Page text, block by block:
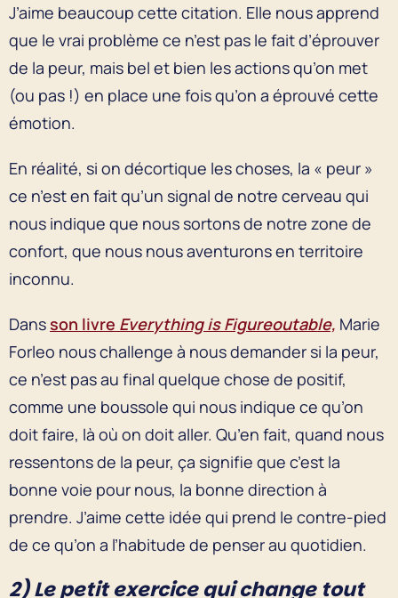
J’aime beaucoup cette citation. Elle nous apprend
que le vrai problème ce n’est pas le fait d’éprouver
de la peur, mais bel et bien les actions qu’on met
(ou pas !) en place une fois qu’on a éprouvé cette
émotion.
En réalité, si on décortique les choses, la « peur »
ce n’est en fait qu’un signal de notre cerveau qui
nous indique que nous sortons de notre zone de
confort, que nous nous aventurons en territoire
inconnu.
Dansson livre Everything is Figureoutable, Marie
Forleo nous challenge à nous demander si la peur,
ce n’est pas au final quelque chose de positif,
comme une boussole qui nous indique ce qu’on
doit faire, là où on doit aller. Qu’en fait, quand nous
ressentons de la peur, ça signifie que c’est la
bonne voie pour nous, la bonne direction à
prendre. J’aime cette idée qui prend le contre-pied
de ce qu’on a l’habitude de penser au quotidien.
2) Le petit exercice qui change tout